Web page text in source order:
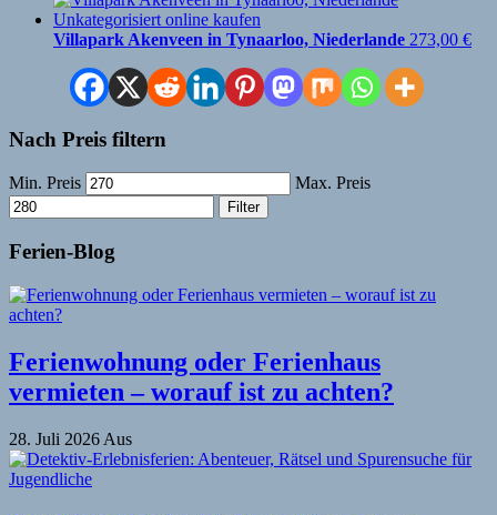
Villapark Akenveen in Tynaarloo, Niederlande 273,00 €
Nach Preis filtern
Min. Preis Max. Preis
Filter
Ferien-Blog
Ferienwohnung oder Ferienhaus
vermieten – worauf ist zu achten?
28. Juli 2026 Aus